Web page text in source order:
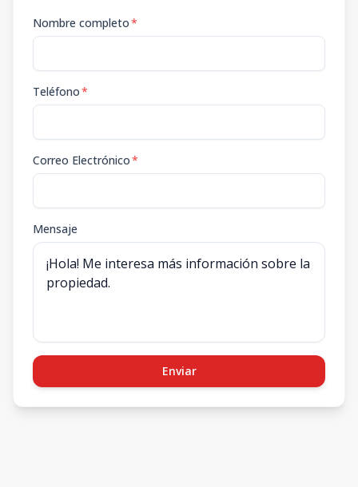
Nombre completo*
Teléfono*
Correo Electrónico*
Mensaje
Enviar